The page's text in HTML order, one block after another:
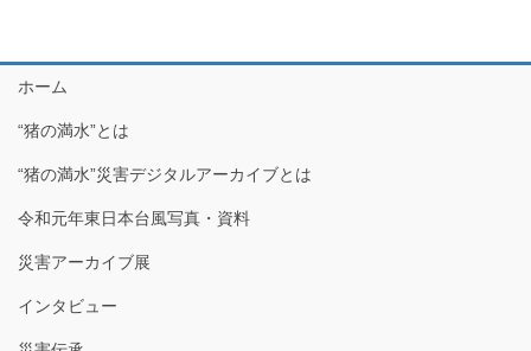
ホーム
“猪の満水”とは
“猪の満水”災害デジタルアーカイブとは
令和元年東日本台風写真・資料
災害アーカイブ展
インタビュー